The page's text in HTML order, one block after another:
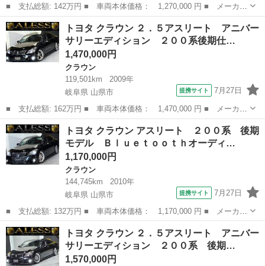
■ 支払総額: 142万円 ■ 車両本体価格： 1,270,000 円 ■ メーカー
名： トヨタ ■ 車種名： クラウン ■ グレード名： ロイヤルサ
ルーン スペシャルパッケージ 後期モデル 走行４２０００ｋｍ
新品フルタ...
岐阜 山県市 クラウン
トヨタ クラウン ２．５アスリート アニバー
サリーエディション ２００系後期仕…
1,470,000円
クラウン
119,501km
2009年
岐阜県 山県市
提携サイト 7月27日
■ 支払総額: 162万円 ■ 車両本体価格： 1,470,000 円 ■ メーカー
名： トヨタ ■ 車種名： クラウン ■ グレード名： ２．５アス
リート アニバーサリーエディション ２００系後期仕様 黒革シー
ト サンル...
岐阜 山県市 クラウン
トヨタ クラウン アスリート ２００系 後期
モデル Ｂｌｕｅｔｏｏｔｈオーディ…
1,170,000円
クラウン
144,745km
2010年
岐阜県 山県市
提携サイト 7月27日
■ 支払総額: 132万円 ■ 車両本体価格： 1,170,000 円 ■ メーカー
名： トヨタ ■ 車種名： クラウン ■ グレード名： アスリー
ト ２００系 後期モデル Ｂｌｕｅｔｏｏｔｈオーディオ対応 レ
ギュラーガソ...
岐阜 山県市 クラウン
トヨタ クラウン ２．５アスリート アニバー
サリーエディション ２００系 後期…
1,570,000円